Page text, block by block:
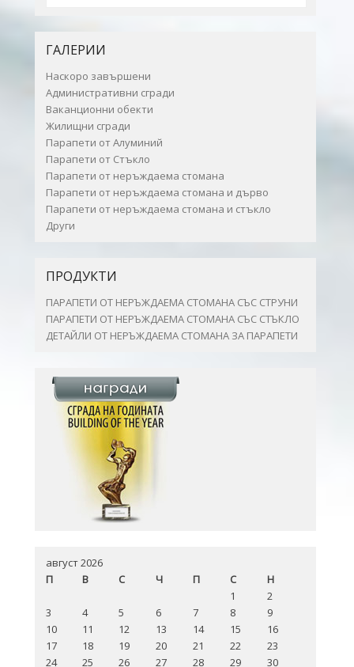
ГАЛЕРИИ
Наскоро завършени
Административни сгради
Ваканционни обекти
Жилищни сгради
Парапети от Алуминий
Парапети от Стъкло
Парапети от неръждаема стомана
Парапети от неръждаема стомана и дърво
Парапети от неръждаема стомана и стъкло
Други
ПРОДУКТИ
ПАРАПЕТИ ОТ НЕРЪЖДАЕМА СТОМАНА СЪС СТРУНИ
ПАРАПЕТИ ОТ НЕРЪЖДАЕМА СТОМАНА СЪС СТЪКЛО
ДЕТАЙЛИ ОТ НЕРЪЖДАЕМА СТОМАНА ЗА ПАРАПЕТИ
август 2026
П
В С Ч П С
Н
1
2
3
4 5 6 7 8
9
10
11 12 13 14 15
16
17
18 19 20 21 22
23
24
25 26 27 28 29 30